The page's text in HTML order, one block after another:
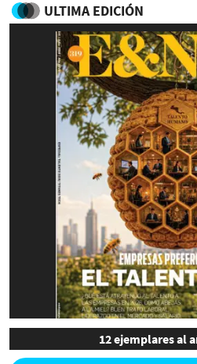
ULTIMA EDICIÓN
12 ejemplares al